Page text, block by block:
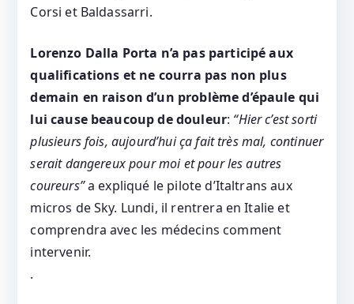
Corsi et Baldassarri.
Lorenzo Dalla Porta n’a pas participé aux
qualifications et ne courra pas non plus
demain en raison d’un problème d’épaule qui
lui cause beaucoup de douleur: “Hier c’est sorti
plusieurs fois, aujourd’hui ça fait très mal, continuer
serait dangereux pour moi et pour les autres
coureurs”a expliqué le pilote d’Italtrans aux
micros de Sky. Lundi, il rentrera en Italie et
comprendra avec les médecins comment
intervenir.
.